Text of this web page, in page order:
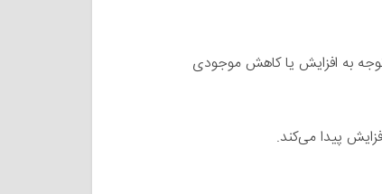
به افزایش یا کاهش موجودی
پیدا می‌کند.